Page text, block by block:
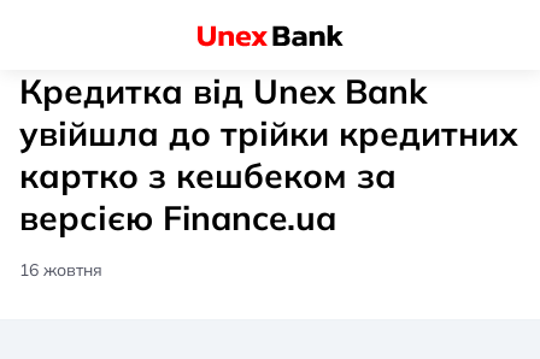
Кредитка від Unex Bank
увійшла до трійки кредитних
картко з кешбеком за
версією Finance.ua
16 жовтня